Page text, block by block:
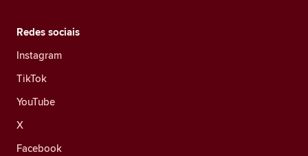
Redes sociais
Instagram
TikTok
YouTube
X
Facebook